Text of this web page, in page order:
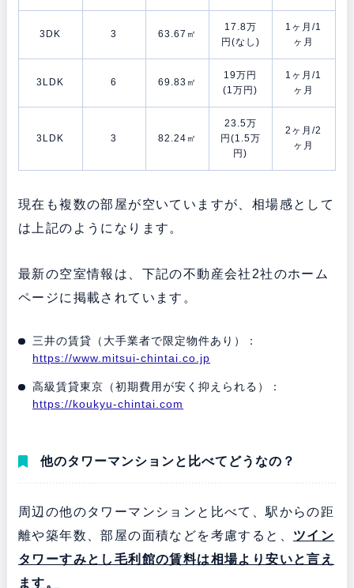
3DK 3 63.67㎡
17.8万
円(なし)
1ヶ月/1
ヶ月
3LDK 6 69.83㎡
19万円
(1万円)
1ヶ月/1
ヶ月
3LDK 3 82.24㎡
23.5万
円(1.5万
円)
2ヶ月/2
ヶ月
現在も複数の部屋が空いていますが、相場感として
は上記のようになります。
最新の空室情報は、下記の不動産会社2社のホーム
ページに掲載されています。
三井の賃貸（大手業者で限定物件あり）：
https://www.mitsui-chintai.co.jp
高級賃貸東京（初期費用が安く抑えられる）：
https://koukyu-chintai.com
他のタワーマンションと比べてどうなの？
周辺の他のタワーマンションと比べて、駅からの距
離や築年数、部屋の面積などを考慮すると、 ツイン
タワーすみとし毛利館の賃料は相場より安いと言え
ます。